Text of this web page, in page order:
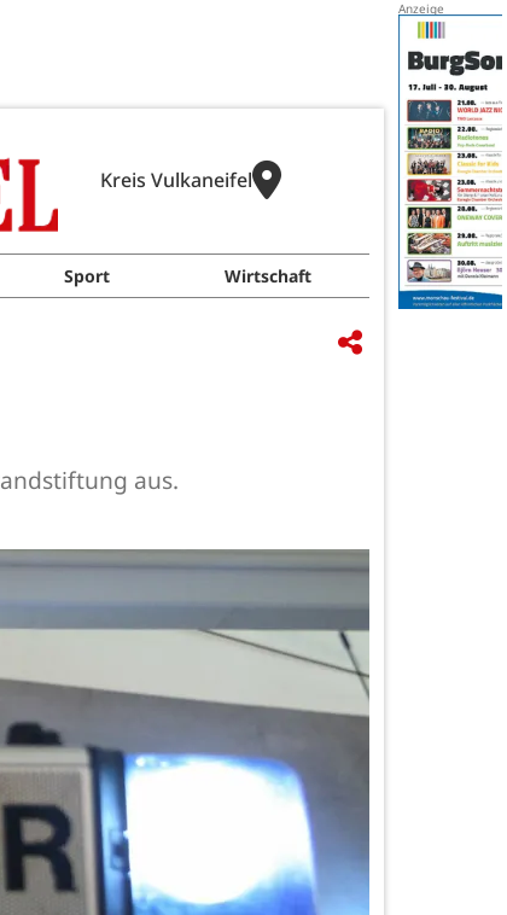
Kreis Vulkaneifel
Sport Wirtschaft
aus.